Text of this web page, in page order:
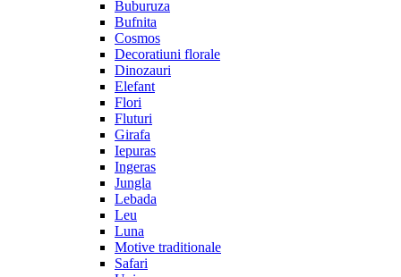
Buburuza
Bufnita
Cosmos
Decoratiuni florale
Dinozauri
Elefant
Flori
Fluturi
Girafa
Iepuras
Ingeras
Jungla
Lebada
Leu
Luna
Motive traditionale
Safari